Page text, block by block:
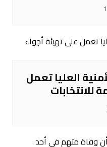
العليا تعمل
للانتخابات